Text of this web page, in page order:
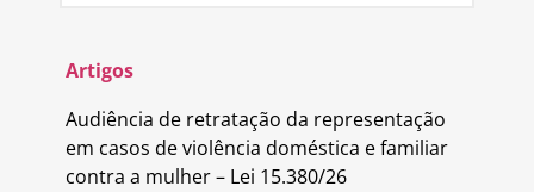
Artigos
Audiência de retratação da representação
em casos de violência doméstica e familiar
contra a mulher – Lei 15.380/26